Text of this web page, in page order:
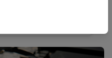
már,hogy lefagyott, vagy
Nem kell azonnal